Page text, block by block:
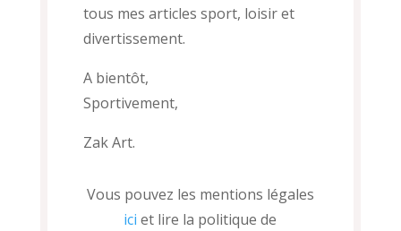
tous mes articles sport, loisir et
divertissement.
A bientôt,
Sportivement,
Zak Art.
Vous pouvez les mentions légales
ici et lire la politique de